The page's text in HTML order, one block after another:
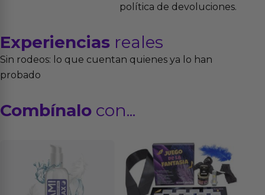
política de devoluciones.
Experiencias reales
Sin rodeos: lo que cuentan quienes ya lo han
probado
Combínalo con...